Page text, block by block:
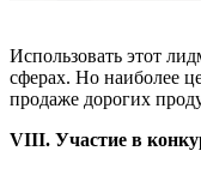
Использовать этот
сферах. Но наиболее
продаже дорогих
VIII. Участие в